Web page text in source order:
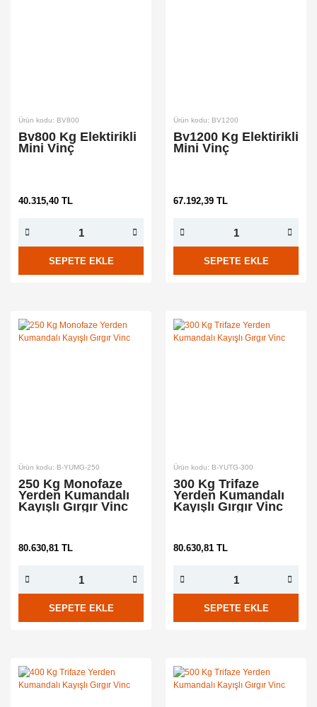
Ürün kodu: BV800
Bv800 Kg Elektirikli
Mini Vinç
40.315,40 TL
SEPETE EKLE
Ürün kodu: BV1200
Bv1200 Kg Elektirikli
Mini Vinç
67.192,39 TL
SEPETE EKLE
Ürün kodu: B-YUMG-250
250 Kg Monofaze
Yerden Kumandalı
Kayışlı Gırgır Vinc
80.630,81 TL
SEPETE EKLE
Ürün kodu: B-YUTG-300
300 Kg Trifaze
Yerden Kumandalı
Kayışlı Gırgır Vinc
80.630,81 TL
SEPETE EKLE